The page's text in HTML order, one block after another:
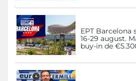
EPT Barcelona
16-29 august.
buy-in de